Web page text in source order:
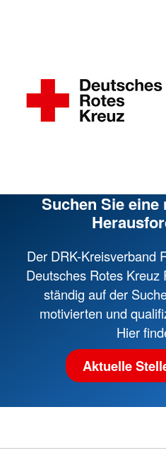
Suchen Sie
Der DRK-Kreisverband
Deutsches Rotes Kreuz
ständig auf der
motivierten und
Hier
Aktuelle